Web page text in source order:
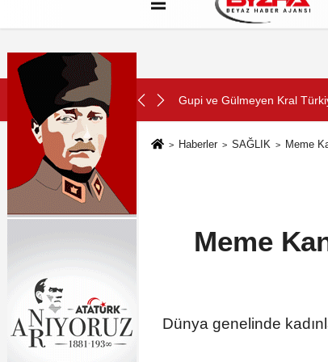
Hakkımızda Künye Çerez
SON DAKİKA:
filmi oluyor Kayseri'de izdiham değil,
Haberler SAĞLIK Meme
Meme
Dünya genelinde